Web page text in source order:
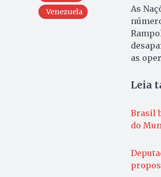
Venezuela
As
as
Leia
Brasil
do